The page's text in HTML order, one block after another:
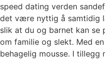
speed dating verden
det være nyttig å samtidig
slik at du og barnet kan se
om familie og slekt. Med
behagelig mousse. I tillegg